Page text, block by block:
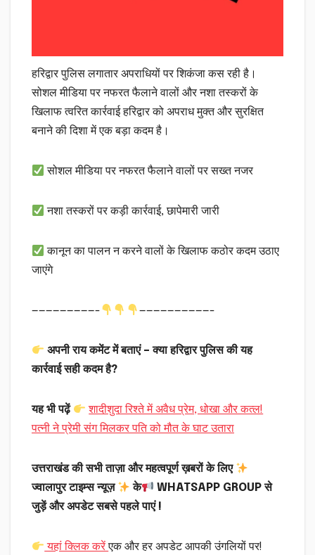
हरिद्वार पुलिस लगातार अपराधियों पर शिकंजा कस रही है।
सोशल मीडिया पर नफरत फैलाने वालों और नशा तस्करों के
खिलाफ त्वरित कार्रवाई हरिद्वार को अपराध मुक्त और सुरक्षित
बनाने की दिशा में एक बड़ा कदम है।
सोशल मीडिया पर नफरत फैलाने वालों पर सख्त नजर
नशा तस्करों पर कड़ी कार्रवाई, छापेमारी जारी
कानून का पालन न करने वालों के खिलाफ कठोर कदम उठाए
जाएंगे
—————————- ——————————-
अपनी राय कमेंट में बताएं – क्या हरिद्वार पुलिस की यह
कार्रवाई सही कदम है?
यह भी पढ़ें
शादीशुदा रिश्ते में अवैध प्रेम, धोखा और कत्ल!
पत्नी ने प्रेमी संग मिलकर पति को मौत के घाट उतारा
उत्तराखंड की सभी ताज़ा और महत्वपूर्ण ख़बरों के लिए
ज्वालापुर टाइम्स न्यूज़
के
WHATSAPP GROUP से
जुड़ें और अपडेट सबसे पहले पाएं !
यहां क्लिक करेंएक और हर अपडेट आपकी उंगलियों पर!